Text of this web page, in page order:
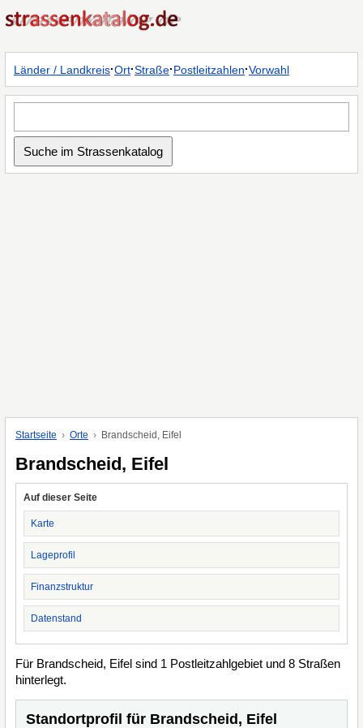
Länder / Landkreis·Ort·Straße·Postleitzahlen·Vorwahl
Startseite Orte Brandscheid, Eifel
Brandscheid, Eifel
Auf dieser Seite
Karte
Lageprofil
Finanzstruktur
Datenstand
Für Brandscheid, Eifel sind 1 Postleitzahlgebiet und 8 Straßen
hinterlegt.
Standortprofil für Brandscheid, Eifel